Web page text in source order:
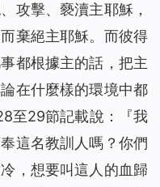
攻擊、褻瀆主耶穌，
棄絕主耶穌。而彼得
都根據主的話，把主
在什麼樣的環境中都
至29節記載說：『我
這名教訓人嗎？你們
，想要叫這人的血歸